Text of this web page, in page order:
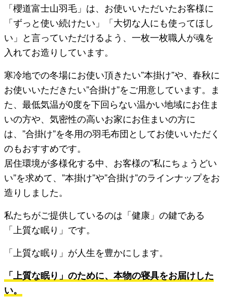
「櫻道富士山羽毛」は、お使いいただいたお客様に
「ずっと使い続けたい」「大切な人にも使ってほし
い」と言っていただけるよう、一枚一枚職人が魂を
入れてお造りしています。
寒冷地での冬場にお使い頂きたい”本掛け”や、春秋に
お使いいただきたい”合掛け”をご用意しています。ま
た、最低気温が0度を下回らない温かい地域にお住ま
いの方や、気密性の高いお家にお住まいの方に
は、”合掛け”を冬用の羽毛布団としてお使いいただく
のもおすすめです。
居住環境が多様化する中、お客様の”私にちょうどい
い”を求めて、”本掛け”や”合掛け”のラインナップをお
造りしました。
私たちがご提供しているのは「健康」の鍵である
「上質な眠り」です。
「上質な眠り」が人生を豊かにします。
「上質な眠り」のために、本物の寝具をお届けした
い。